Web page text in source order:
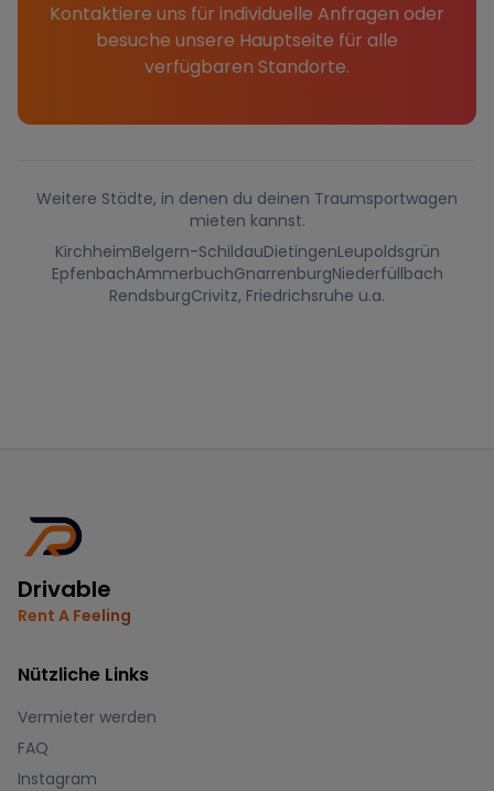
Kontaktiere uns für individuelle Anfragen oder
besuche unsere Hauptseite für alle
verfügbaren Standorte.
Weitere Städte, in denen du deinen Traumsportwagen
mieten kannst.
KirchheimBelgern-SchildauDietingenLeupoldsgrün
EpfenbachAmmerbuchGnarrenburgNiederfüllbach
RendsburgCrivitz, Friedrichsruhe u.a.
Drivable
Rent A Feeling
Nützliche Links
Vermieter werden
FAQ
Instagram